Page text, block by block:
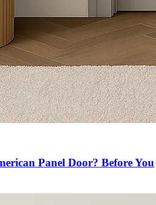
Panel Door? Before You